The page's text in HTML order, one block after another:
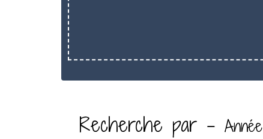
Recherche par - Année